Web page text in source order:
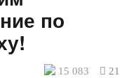
по
15 083 21